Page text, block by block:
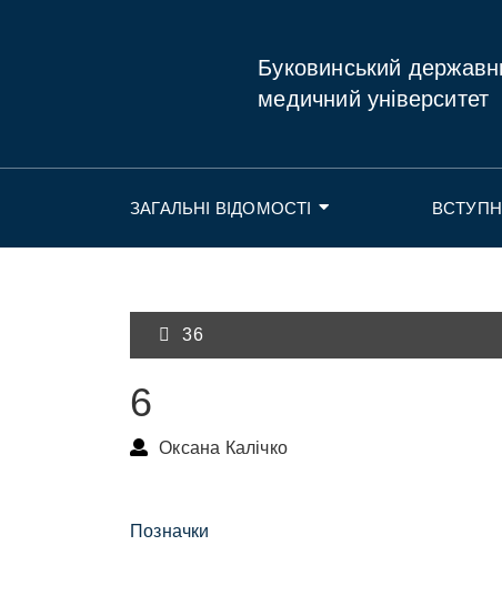
Буковинський
медичний університет
ЗАГАЛЬНІ ВІДОМОСТІ
36
6
Оксана Калічко
Позначки